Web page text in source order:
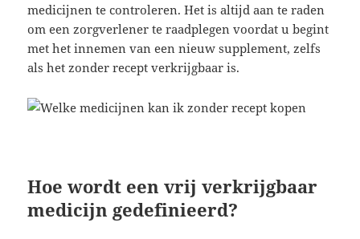
medicijnen te controleren. Het is altijd aan te raden
om een zorgverlener te raadplegen voordat u begint
met het innemen van een nieuw supplement, zelfs
als het zonder recept verkrijgbaar is.
Hoe wordt een vrij verkrijgbaar
medicijn gedefinieerd?